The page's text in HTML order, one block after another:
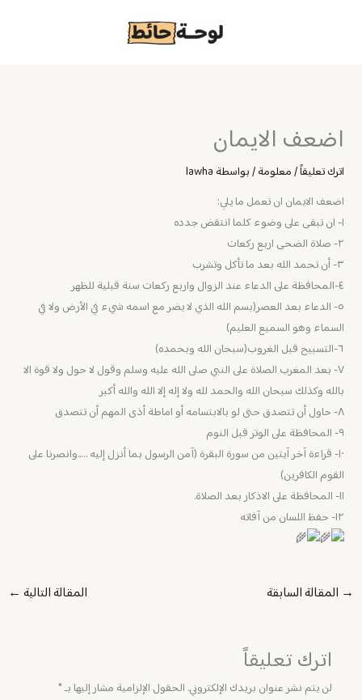
اضعف الايمان
اترك تعليقاً/معلومة/ بواسطة lawha
اضعف الايمان ان تعمل ما يلي:
١- ان تبقى على وضوء كلما انتقض جدده
٢- صلاة الضحى اربع ركعات
٣- أن تحمد الله بعد ما تأكل وتشرب
٤-المحافظة على الدعاء عند الزوال واربع ركعات سنة قبلية للظهر
٥- الدعاء بعد العصر(بسم الله الذي لا يضر مع اسمه شيء في الأرض ولا في
السماء وهو السميع العليم)
٦-التسبيح قبل الغروب(سبحان الله وبحمده)
٧- بعد المغرب الصلاة على النبي صلى الله عليه وسلم وقول لا حول ولا قوة الا
بالله وكذلك سبحان الله والحمد لله ولا إله إلا الله والله أكبر
٨- حاول أن تتصدق حتى لو بالابتسامه أو اماطة أذى المهم أن تتصدق
٩- المحافظة على الوتر قبل النوم
١٠- قراءة آخر آيتين من سورة البقرة (آمن الرسول بما أنزل إليه …..وانصرنا على
القوم الكافرين)
١١- المحافظة على الاذكار بعد الصلاة.
١٢- حفظ اللسان من آفاته
→ المقالة السابقة المقالة التالية ←
اترك تعليقاً
لن يتم نشر عنوان بريدك الإلكتروني. الحقول الإلزامية مشار إليها بـ*